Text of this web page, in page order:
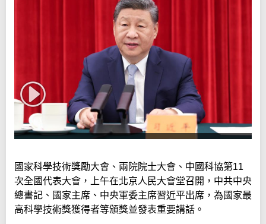
國家科學技術獎勵大會、兩院院士大會、中國科協第11
次全國代表大會，上午在北京人民大會堂召開，中共中央
總書記、國家主席、中央軍委主席習近平出席，為國家最
高科學技術獎獲得者等頒獎並發表重要講話。